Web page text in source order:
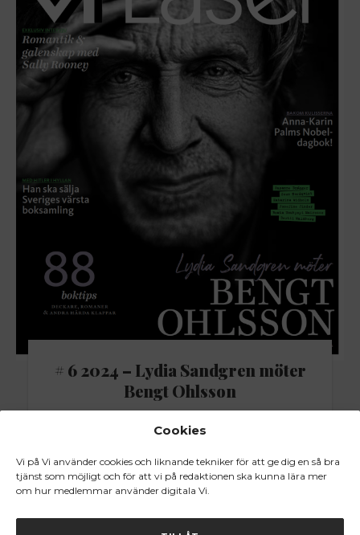
Cookies
Vi på Vi använder cookies och liknande tekniker för att ge dig en så bra
tjänst som möjligt och för att vi på redaktionen ska kunna lära mer
om hur medlemmar använder digitala Vi.
# 6 2024 – Lydia Sandgren möter
Bengt Ohlsson